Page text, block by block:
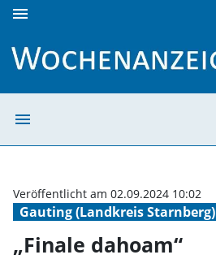
menu
menu
Gauting (Landkreis Starnberg)
Veröffentlicht am 02.09.2024 10:02
„Finale dahoam“